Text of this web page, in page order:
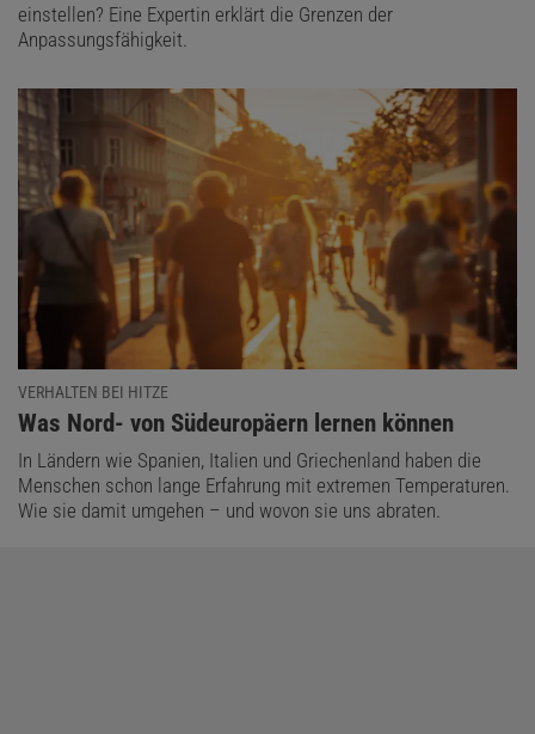
einstellen? Eine Expertin erklärt die Grenzen der
Anpassungsfähigkeit.
VERHALTEN BEI HITZE
:
Was Nord- von Südeuropäern lernen können
In Ländern wie Spanien, Italien und Griechenland haben die
Menschen schon lange Erfahrung mit extremen Temperaturen.
Wie sie damit umgehen – und wovon sie uns abraten.